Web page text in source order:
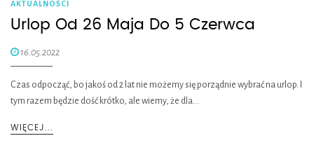
AKTUALNOŚCI
Urlop Od 26 Maja Do 5 Czerwca
16.05.2022
Czas odpocząć, bo jakoś od 2 lat nie możemy się porządnie wybrać na urlop. I
tym razem będzie dość krótko, ale wiemy, że dla…
WIĘCEJ...